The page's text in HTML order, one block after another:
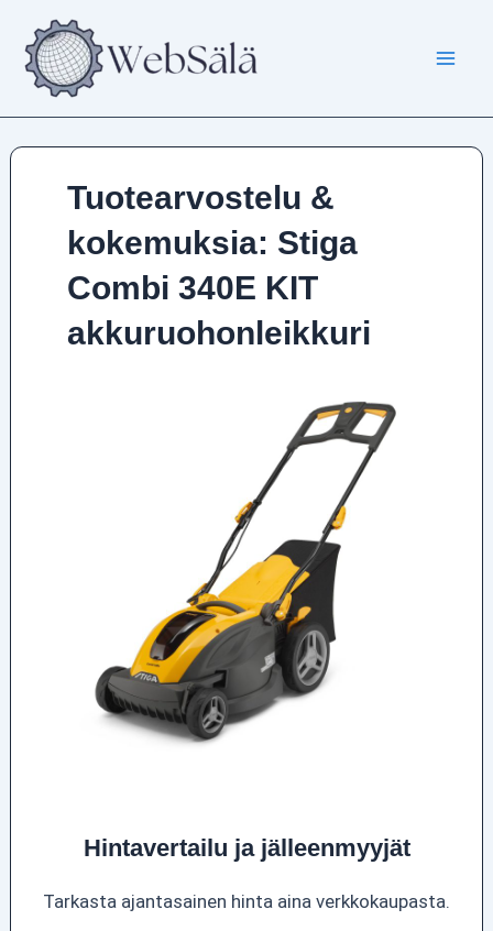
sisältöön
Tuotearvostelu &
kokemuksia: Stiga
Combi 340E KIT
akkuruohonleikkuri
Hintavertailu ja jälleenmyyjät
Tarkasta ajantasainen hinta aina verkkokaupasta.